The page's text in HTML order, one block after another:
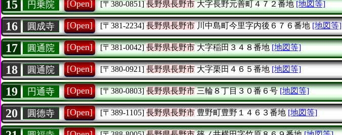
15 円乗院 [Open] [〒380-0851] 長野県長野市大字長野元善町４７２番地 [地図等]
16 圓成寺 [Open] [〒381-2234] 長野県長野市川中島町今里字内後６７６番地 [地図等]
17 圓通院 [Open] [〒381-0042] 長野県長野市大字稲田３４８番地 [地図等]
18 圓通院 [Open] [〒380-0921] 長野県長野市大字栗田４６５番地 [地図等]
19 円通寺 [Open] [〒380-0803] 長野県長野市三輪８丁目３０番６号 [地図等]
20 圓德寺 [Open] [〒389-1105] 長野県長野市豊野町豊野１４６３番地 [地図等]